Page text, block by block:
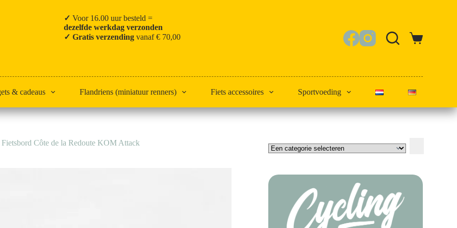
✓ Voor 16.00 uur besteld =
dezelfde werkdag verzonden
✓ Gratis verzendingvanaf € 70,00
Winkelwagen
& cadeaus Flandriens (miniatuur renners) Fiets accessoires Sportvoeding
Fietsbord Côte de la Redoute KOM Attack
categorie